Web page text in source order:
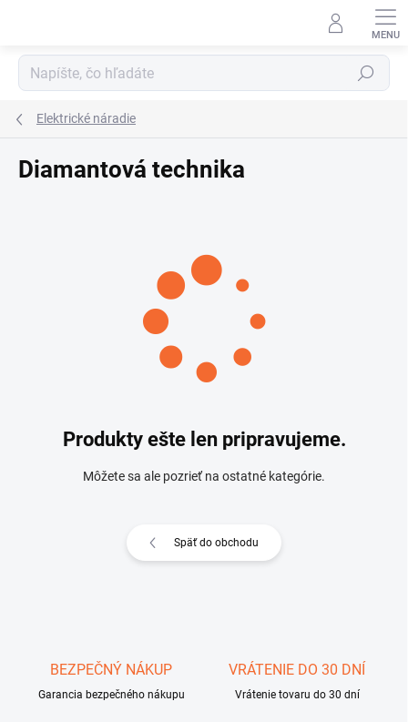
Hľadať
Elektrické náradie
Diamantová technika
Produkty ešte len pripravujeme.
Môžete sa ale pozrieť na ostatné kategórie.
Späť do obchodu
BEZPEČNÝ NÁKUP
Garancia bezpečného nákupu
VRÁTENIE DO 30 DNÍ
Vrátenie tovaru do 30 dní